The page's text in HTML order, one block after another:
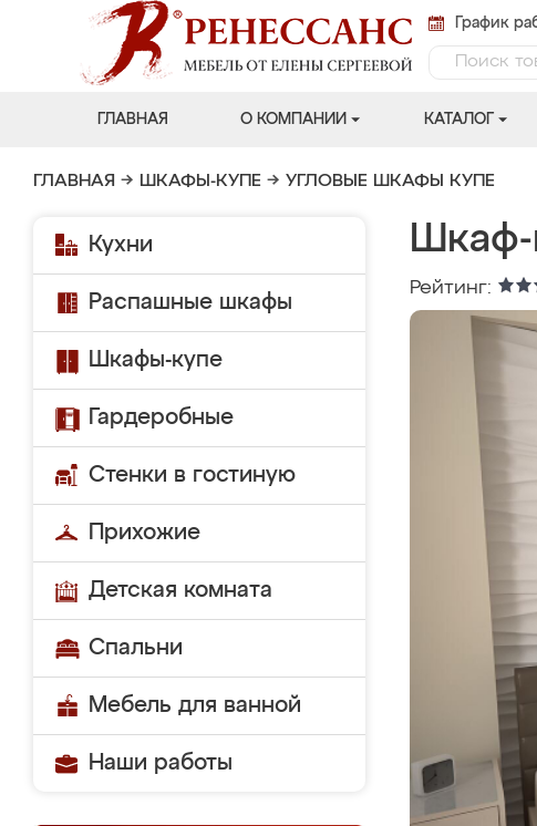
График
ГЛАВНАЯ О КОМПАНИИ КАТАЛОГ
ГЛАВНАЯ → ШКАФЫ-КУПЕ → УГЛОВЫЕ ШКАФЫ КУПЕ
Кухни
Распашные шкафы
Шкафы-купе
Гардеробные
Стенки в гостиную
Прихожие
Детская комната
Спальни
Мебель для ванной
Наши работы
Шкаф-
Рейтинг: